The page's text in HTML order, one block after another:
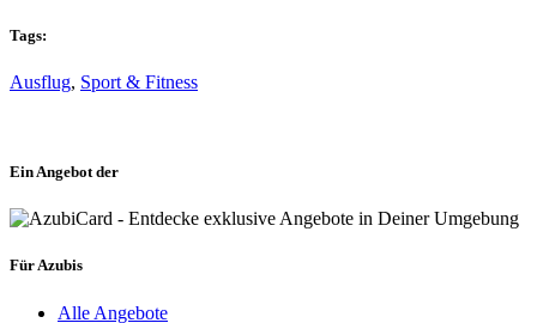
Tags:
Ausflug, Sport & Fitness
Ein Angebot der
Für Azubis
Alle Angebote